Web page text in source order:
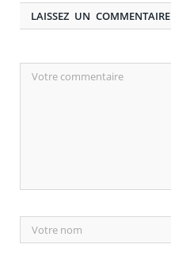
LAISSEZ UN COMMENTAIRE